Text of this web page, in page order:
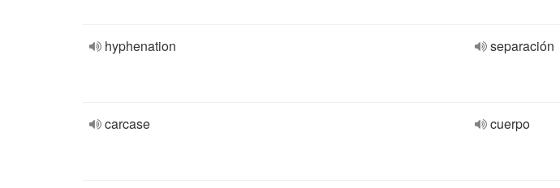
hyphenation separación
carcase cuerpo